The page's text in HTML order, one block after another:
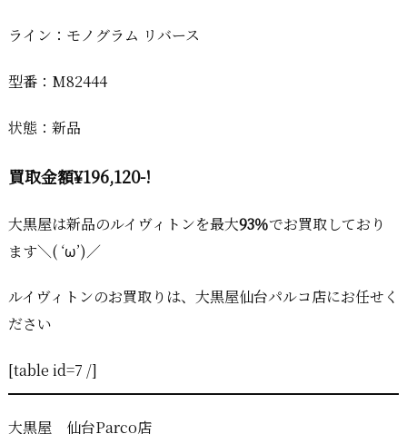
ライン：モノグラム リバース
型番：M82444
状態：新品
買取金額¥196,120-!
大黒屋は新品のルイヴィトンを最大93％でお買取しており
ます＼( ‘ω’)／
ルイヴィトンのお買取りは、大黒屋仙台パルコ店にお任せく
ださい
[table id=7 /]
大黒屋 仙台Parco店